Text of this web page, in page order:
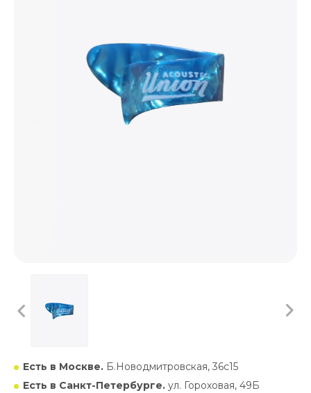
Есть в Москве. Б.Новодмитровская, 36с15
Есть в Санкт-Петербурге. ул. Гороховая, 49Б